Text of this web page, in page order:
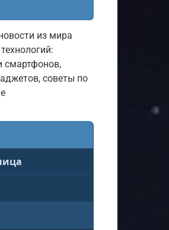
из мира
смартфонов,
советы по